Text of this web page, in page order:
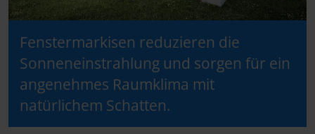
Fenstermarkisen reduzieren die
Sonneneinstrahlung und sorgen für ein
angenehmes Raumklima mit
natürlichem Schatten.